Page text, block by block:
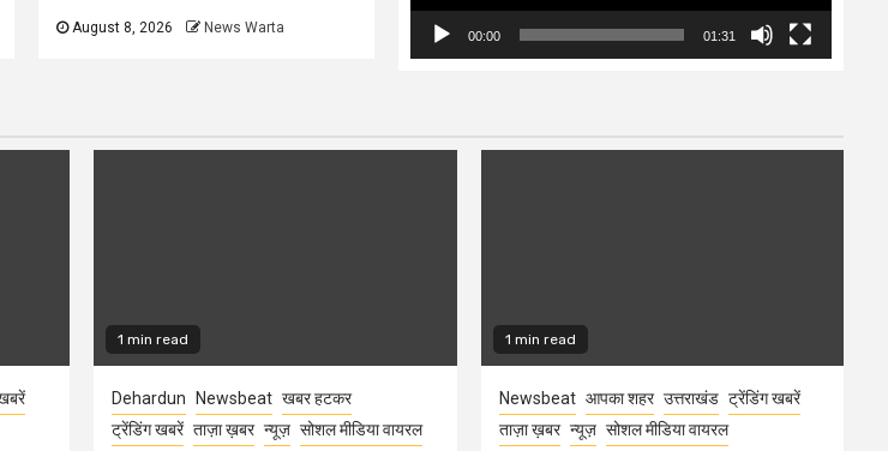
August 8, 2026 News Warta
00:00 01:31
1 min read
Dehardun Newsbeat खबर हटकर
ट्रेंडिंग खबरें ताज़ा ख़बर न्यूज़ सोशल मीडिया वायरल
1 min read
Newsbeat आपका शहर उत्तराखंड ट्रेंडिंग खबरें
ताज़ा ख़बर न्यूज़ सोशल मीडिया वायरल